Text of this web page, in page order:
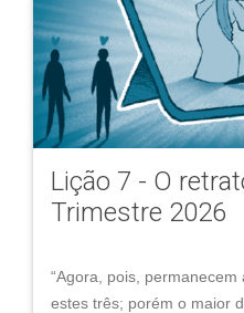
Lição 7 - O
Trimestre 2026
“Agora, pois,
estes três; porém o maior